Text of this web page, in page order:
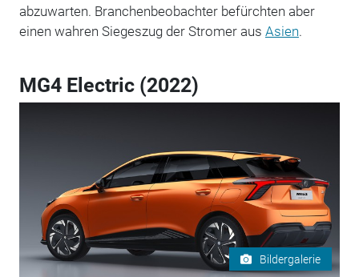
abzuwarten. Branchenbeobachter befürchten aber
einen wahren Siegeszug der Stromer aus Asien.
MG4 Electric (2022)
Bildergalerie